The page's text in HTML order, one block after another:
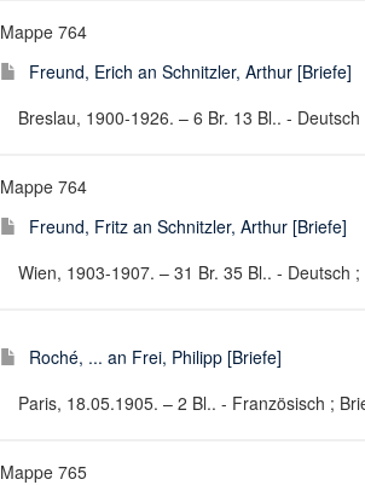
Mappe 764
Freund, Erich an Schnitzler, Arthur [Briefe]
Breslau, 1900-1926. – 6 Br. 13 Bl.. -
Mappe 764
Freund, Fritz an Schnitzler, Arthur [Briefe]
Wien, 1903-1907. – 31 Br. 35 Bl.. - Deutsch ;
Roché, ... an Frei, Philipp [Briefe]
Paris, 18.05.1905. – 2 Bl.. - Französisch ;
Mappe 765